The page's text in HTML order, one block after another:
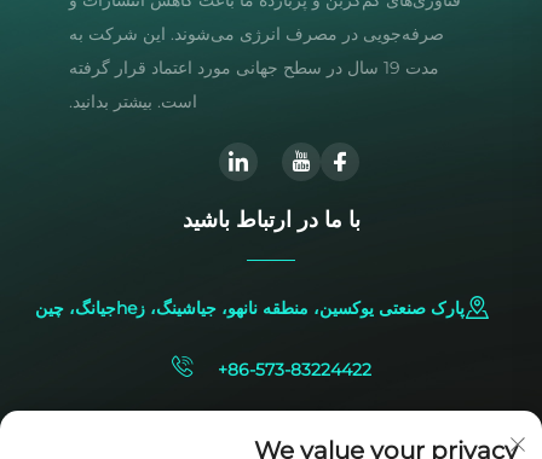
صرفه‌جویی در مصرف انرژی می‌شوند. این شرکت به
مدت 19 سال در سطح جهانی مورد اعتماد قرار گرفته
است. بیشتر بدانید.
با ما در ارتباط باشید
پارک صنعتی یوکسین، منطقه نانهو، جیاشینگ، زheجیانگ، چین
+86-573-83224422
We value your privacy